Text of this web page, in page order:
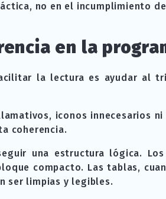
no en el incumplimiento
en la
la lectura es ayudar al
iconos innecesarios
coherencia.
una estructura lógica.
compacto. Las tablas,
ser limpias y legibles.